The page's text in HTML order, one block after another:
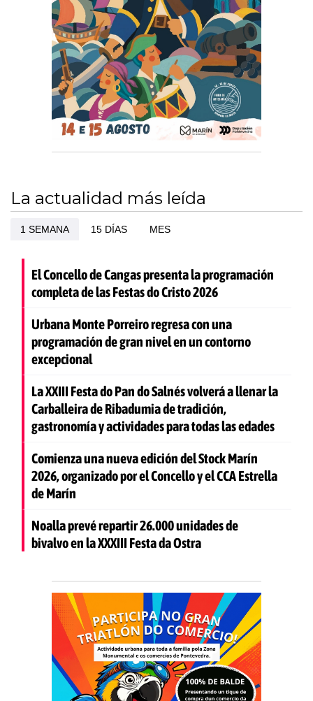
La actualidad más leída
1 SEMANA 15 DÍAS MES
El Concello de Cangas presenta la programación
completa de las Festas do Cristo 2026
Urbana Monte Porreiro regresa con una
programación de gran nivel en un contorno
excepcional
La XXIII Festa do Pan do Salnés volverá a llenar la
Carballeira de Ribadumia de tradición,
gastronomía y actividades para todas las edades
Comienza una nueva edición del Stock Marín
2026, organizado por el Concello y el CCA Estrella
de Marín
Noalla prevé repartir 26.000 unidades de
bivalvo en la XXXIII Festa da Ostra